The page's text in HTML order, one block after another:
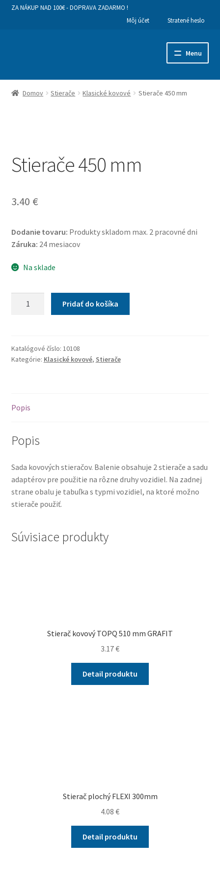
ZA NÁKUP NAD 100€ - DOPRAVA ZADARMO !
Môj účet
Stratené heslo
Menu
Hlavná stránka
Ako nakupovať
Domov Stierače Klasické kovové Stierače 450 mm
Stierače 450 mm
3.40 €
Dodanie tovaru: Produkty skladom max. 2 pracovné dni
Záruka: 24 mesiacov
Na sklade
Pridať do košíka
Katalógové číslo: 10108
Kategórie: Klasické kovové, Stierače
Popis
Popis
Sada kovových stieračov. Balenie obsahuje 2 stierače a sadu
adaptérov pre použitie na rôzne druhy vozidiel. Na zadnej
strane obalu je tabuľka s typmi vozidiel, na ktoré možno
stierače použiť.
Súvisiace produkty
Stierač kovový TOPQ 510 mm GRAFIT
3.17€
Detail produktu
Stierač plochý FLEXI 300mm
4.08 €
Detail produktu